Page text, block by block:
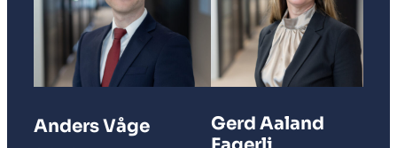
Anders Våge
Gerd Aaland